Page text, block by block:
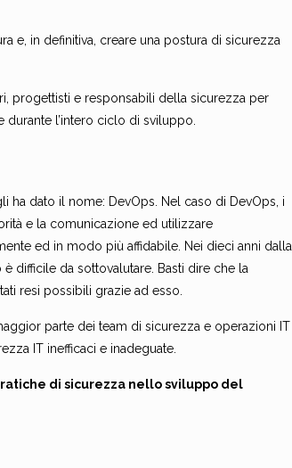
e, in definitiva, creare una postura di sicurezza
progettisti e responsabili della sicurezza per
l’intero ciclo di sviluppo.
ha dato il nome: DevOps. Nel caso di DevOps, i
e la comunicazione ed utilizzare
ed in modo più affidabile. Nei dieci anni dalla
difficile da sottovalutare. Basti dire che la
resi possibili grazie ad esso.
parte dei team di sicurezza e operazioni IT
IT inefficaci e inadeguate.
di sicurezza nello sviluppo del